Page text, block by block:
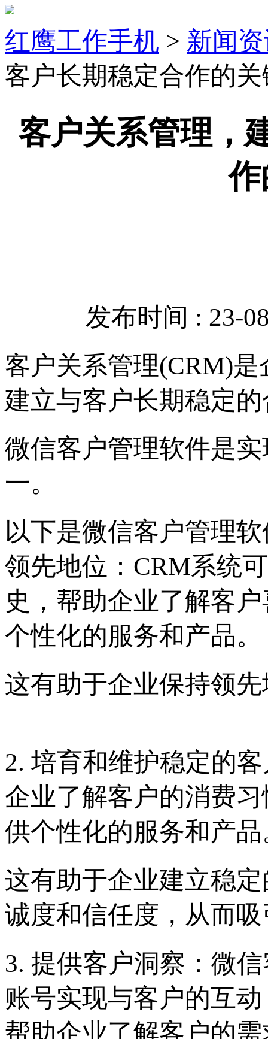
红鹰工作手机 > 新闻
客户长期稳定合作的关
客户关系管理，
发布时间 : 23-
客户关系管理(CRM)
建立与客户长期稳定
微信客户管理软件是
一。
以下是微信客户管理
领先地位：CRM系统
史，帮助企业了解客
个性化的服务和产品。
这有助于企业保持领
2. 培育和维护稳定的
企业了解客户的消费
供个性化的服务和产品
这有助于企业建立稳
诚度和信任度，从而
3. 提供客户洞察：微
账号实现与客户的互
帮助企业了解客户的